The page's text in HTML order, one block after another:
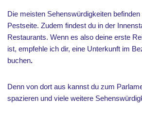
Die meisten Sehenswürdigkeiten
Pestseite. Zudem findest du in der
Restaurants. Wenn es also deine erste
ist, empfehle ich dir, eine Unterkunft im
buchen.
Denn von dort aus kannst du zum
spazieren und viele weitere